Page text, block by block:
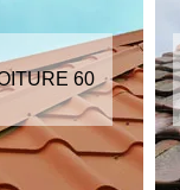
60